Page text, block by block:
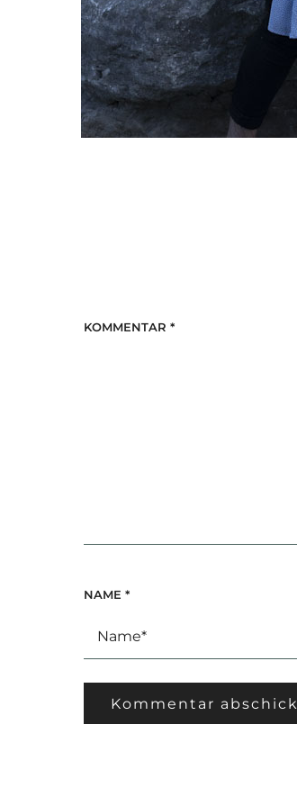
KOMMENTAR *
NAME *